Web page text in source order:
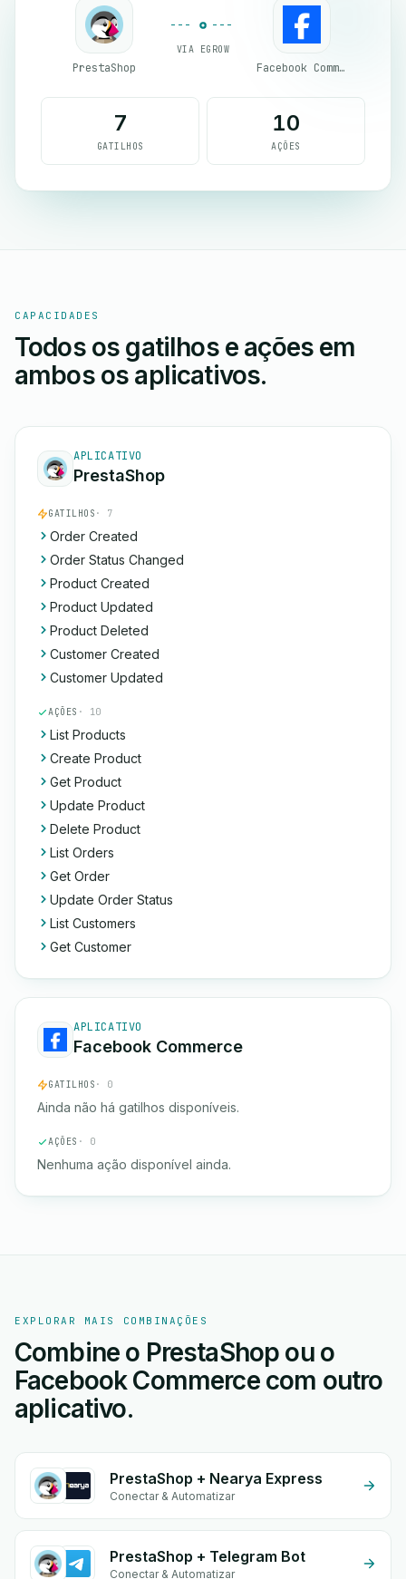
PrestaShop
VIA EGROW
Facebook Commerce
7
GATILHOS
10
AÇÕES
CAPACIDADES
Todos os gatilhos e ações em
ambos os aplicativos.
APLICATIVO
PrestaShop
GATILHOS · 7
Order Created
Order Status Changed
Product Created
Product Updated
Product Deleted
Customer Created
Customer Updated
AÇÕES · 10
List Products
Create Product
Get Product
Update Product
Delete Product
List Orders
Get Order
Update Order Status
List Customers
Get Customer
APLICATIVO
Facebook Commerce
GATILHOS · 0
Ainda não há gatilhos disponíveis.
AÇÕES · 0
Nenhuma ação disponível ainda.
EXPLORAR MAIS COMBINAÇÕES
Combine o PrestaShop ou o
Facebook Commerce com outro
aplicativo.
PrestaShop + Nearya Express
Conectar & Automatizar
PrestaShop + Telegram Bot
Conectar & Automatizar